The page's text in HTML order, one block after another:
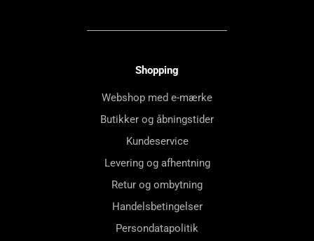
Shopping
Webshop med e-mærke
Butikker og åbningstider
Kundeservice
Levering og afhentning
Retur og ombytning
Handelsbetingelser
Persondatapolitik